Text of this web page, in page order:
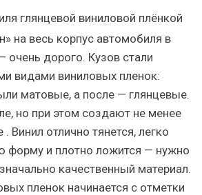
глянцевой виниловой плёнкой
на весь корпус автомобиля в
очень дорого. Кузов стали
видами виниловых пленок:
матовые, а после — глянцевые.
но при этом создают не менее
. Винил отлично тянется, легко
форму и плотно ложится — нужно
качественный материал.
пленок начинается с отметки